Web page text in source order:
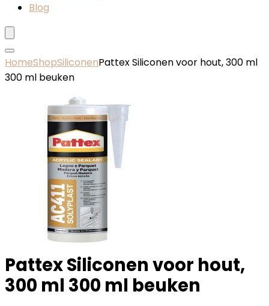
Blog
HomeShopSiliconenPattex Siliconen voor hout, 300 ml
300 ml beuken
Pattex Siliconen voor hout,
300 ml 300 ml beuken